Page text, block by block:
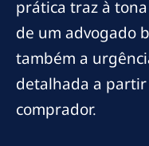
prática traz à
de um advogado
também a
detalhada a
comprador.